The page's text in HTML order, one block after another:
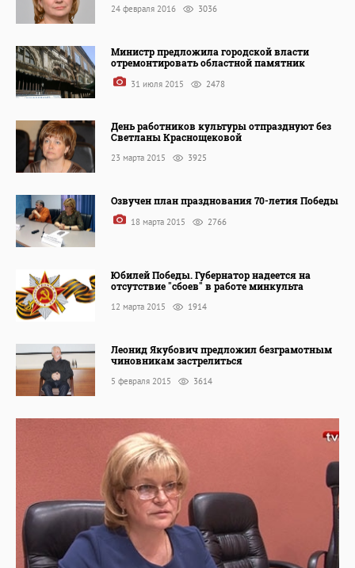
24 февраля 2016 3036
Министр предложила городской власти
отремонтировать областной памятник
31 июля 2015 2478
День работников культуры отпразднуют без
Светланы Краснощековой
23 марта 2015 3925
Озвучен план празднования 70-летия Победы
18 марта 2015 2766
Юбилей Победы. Губернатор надеется на
отсутствие "сбоев" в работе минкульта
12 марта 2015 1914
Леонид Якубович предложил безграмотным
чиновникам застрелиться
5 февраля 2015 3614